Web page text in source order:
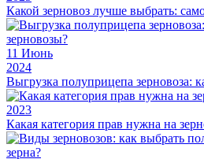
Какой зерновоз лучше выбрать:
11 Июнь
2024
Выгрузка полуприцепа зерновоза:
2023
Какая категория прав нужна на